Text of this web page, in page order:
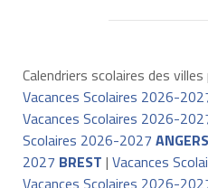
Calendriers scolaires des
Vacances Scolaires 2026-
Vacances Scolaires 2026-
Scolaires 2026-2027 ANGERS
2027 BREST | Vacances
Vacances Scolaires 2026-